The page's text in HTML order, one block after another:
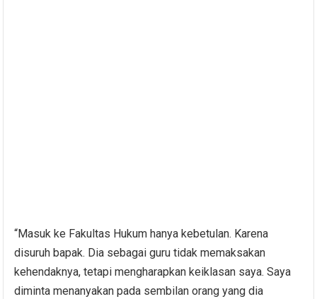
“Masuk ke Fakultas Hukum hanya kebetulan. Karena
disuruh bapak. Dia sebagai guru tidak memaksakan
kehendaknya, tetapi mengharapkan keiklasan saya. Saya
diminta menanyakan pada sembilan orang yang dia